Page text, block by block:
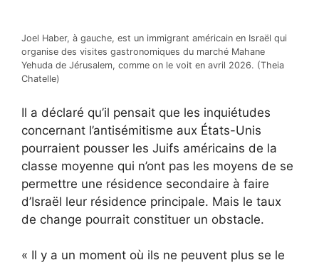
Joel Haber, à gauche, est un immigrant américain en Israël qui
organise des visites gastronomiques du marché Mahane
Yehuda de Jérusalem, comme on le voit en avril 2026. (Theia
Chatelle)
Il a déclaré qu’il pensait que les inquiétudes
concernant l’antisémitisme aux États-Unis
pourraient pousser les Juifs américains de la
classe moyenne qui n’ont pas les moyens de se
permettre une résidence secondaire à faire
d’Israël leur résidence principale. Mais le taux
de change pourrait constituer un obstacle.
« Il y a un moment où ils ne peuvent plus se le